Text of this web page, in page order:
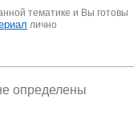
тематике и Вы готовы
лично
определены